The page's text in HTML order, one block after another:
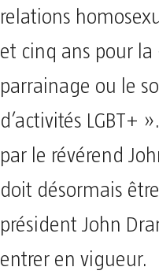
relations
et cinq ans pour
parrainage ou le
d’activités LGBT+
par le révérend
doit désormais
président John
entrer en vigueur.